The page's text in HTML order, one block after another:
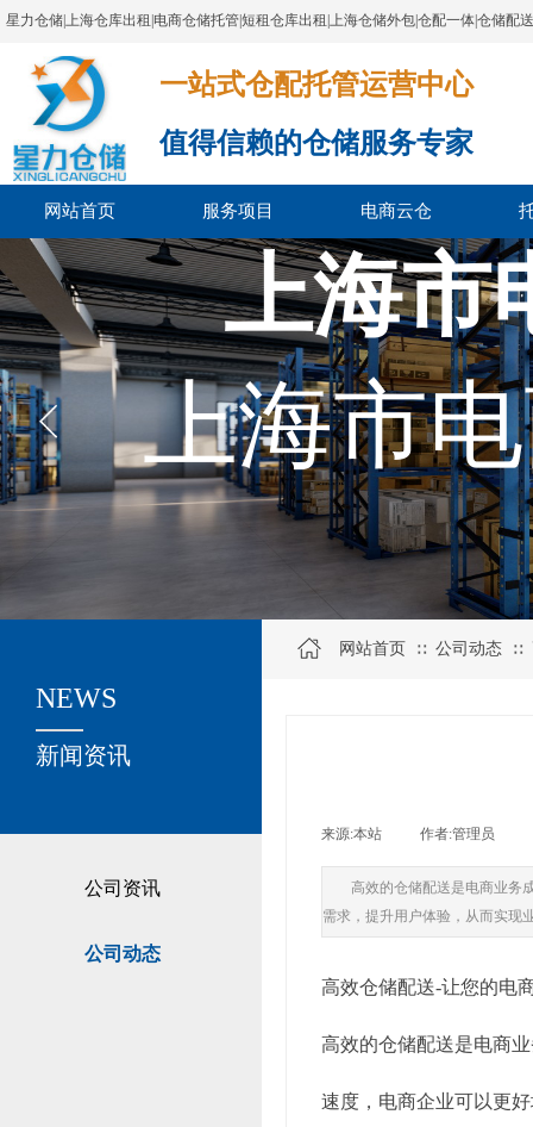
星力仓储|上海仓库出租|电商仓储托管|短租仓库出租|上海仓储外包|仓配一体|仓储配
一站式仓配托管运营中心​​​​​​​​​​​​​​​​​
值得信赖的仓储服务专家
网站首页 服务项目 电商云仓
上海市
上海市
公司资讯
公司动态
关于我们
新闻资讯
NEWS
网站首页 ∷ 公司动态 ∷
来源:本站 作者:管理员
高效的仓储配送是电商业务
需求，提升用户体验，从而实现
高效仓储配送-让您的电
高效的仓储配送是电商
速度，电商企业可以更